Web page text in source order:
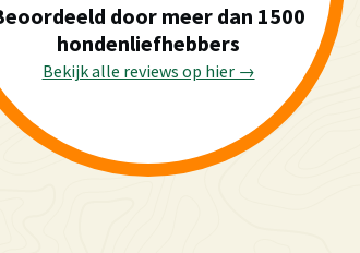
door meer dan 1500
hondenliefhebbers
Bekijk alle reviews op hier →